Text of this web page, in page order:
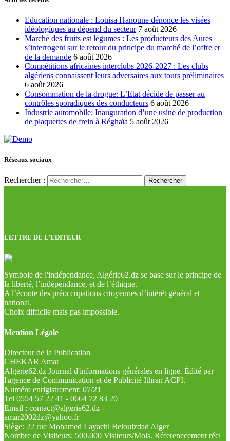
Education nationale : Louisa Hanoune dénonce les visées
idéologiques au dépend du secteur 7 août 2026
Marché des fruits est légumes : Les producteurs des Aures
s’interrogent sur le retour du principe du marché de l’offre et
de la demande 6 août 2026
Compétitions africaines interclubs 2026-2027 : Les clubs
algériens connaissent leurs adversaires aux tours préliminaires
6 août 2026
Consommation de la drogue: L’Etat décide de passer au
contrôles sporadiques des conducteurs 6 août 2026
Industrie automobile: Inauguration d’une usine de production
de plaquettes de frein à Réghaïa 5 août 2026
Réseaux sociaux
Rechercher :
LETTRE DE L’EDITEUR
Symbole de l'indépendance, Algérie62.dz se base sur le principe de
la liberté, l’indépendance, et de l’éthique.
A l’écoute des préoccupations citoyennes d’intérêt général et
national.
Choix difficile mais pas impossible.
Mention Légale
Directeur de la Publication
CHEKAR Amar
Algerie62.dz Journal d'informations générales en ligne. Édité par
l'agence de Communication et de Publicité Ithran ACPI.
Numéro enrigistrement: 07/21
Tel 0554 57 22 41 - 0664 72 83 20
Email : contact@algerie62.dz -
amar2002dz@yahoo.fr
Siège: 22 rue Mohamed Layachi Belouizdad Alger
Nombre de Visiteurs: 500.000 Visiteurs/Mois. Réferenecement réel